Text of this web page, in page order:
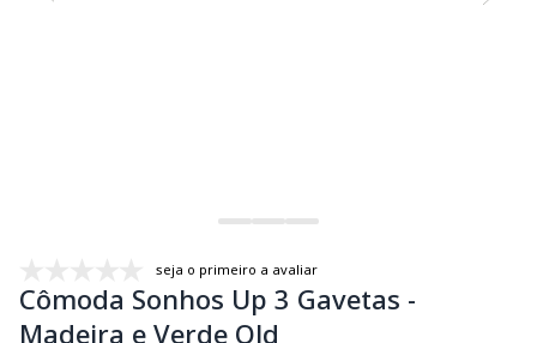
seja o primeiro a avaliar
Cômoda Sonhos Up 3 Gavetas -
Madeira e Verde Old